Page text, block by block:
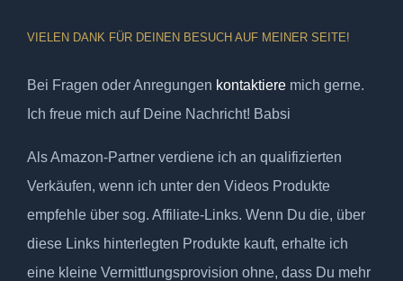
VIELEN DANK FÜR DEINEN BESUCH AUF MEINER SEITE!
Bei Fragen oder Anregungen kontaktiere mich gerne.
Ich freue mich auf Deine Nachricht! Babsi
Als Amazon-Partner verdiene ich an qualifizierten
Verkäufen, wenn ich unter den Videos Produkte
empfehle über sog. Affiliate-Links. Wenn Du die, über
diese Links hinterlegten Produkte kauft, erhalte ich
eine kleine Vermittlungsprovision ohne, dass Du mehr